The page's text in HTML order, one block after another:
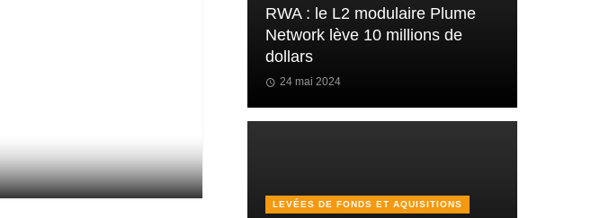
RWA : le L2 modulaire Plume
Network lève 10 millions de
dollars
24 mai 2024
LEVÉES DE FONDS ET AQUISITIONS